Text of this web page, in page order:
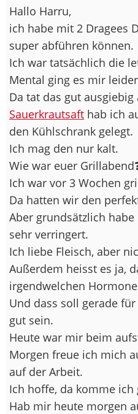
Hallo Harru,
ich habe mit 2 Dragees
super abführen können.
Ich war tatsächlich die
Mental ging es mir
Da tat das gut ausgiebig
Sauerkrautsaft hab ich
den Kühlschrank gelegt.
Ich mag den nur kalt.
Wie war euer
Ich war vor 3 Wochen
Da hatten wir den
Aber grundsätzlich
sehr verringert.
Ich liebe Fleisch, aber
Außerdem heisst es ja,
irgendwelchen
Und dass soll gerade für
gut sein.
Heute war mir beim
Morgen freue ich mich
auf der Arbeit.
Ich hoffe, da komme ich
Hab mir heute morgen